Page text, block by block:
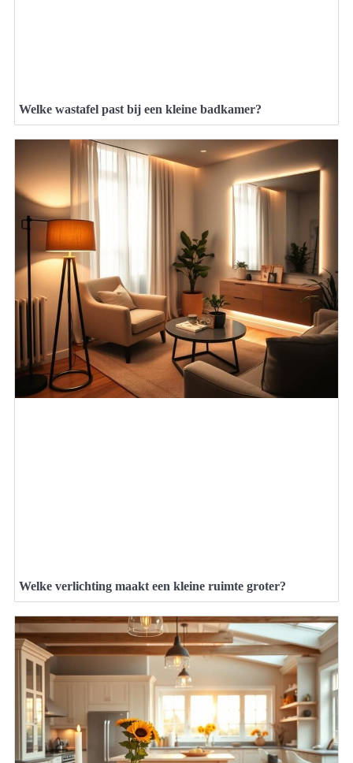
Welke wastafel past bij een kleine badkamer?
Welke verlichting maakt een kleine ruimte groter?